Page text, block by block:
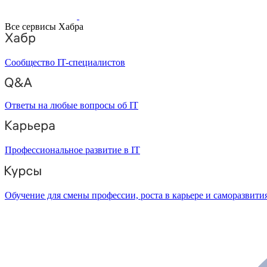
Все сервисы Хабра
Сообщество IT-специалистов
Ответы на любые вопросы об IT
Профессиональное развитие в IT
Обучение для смены профессии, роста в карьере и